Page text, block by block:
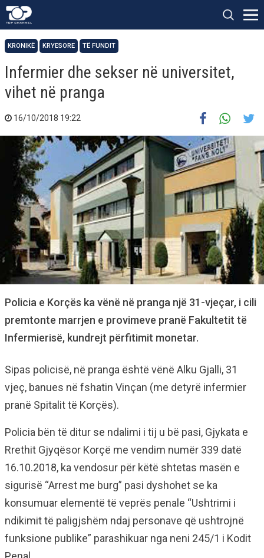
KRONIKË KRYESORE TË FUNDIT
Infermier dhe sekser në universitet,
vihet në pranga
16/10/2018 19:22
Policia e Korçës ka vënë në pranga një 31-vjeçar, i cili
premtonte marrjen e provimeve pranë Fakultetit të
Infermierisë, kundrejt përfitimit monetar.
Sipas policisë, në pranga është vënë Alku Gjalli, 31
vjeç, banues në fshatin Vinçan (me detyrë infermier
pranë Spitalit të Korçës).
Policia bën të ditur se ndalimi i tij u bë pasi, Gjykata e
Rrethit Gjyqësor Korçë me vendim numër 339 datë
16.10.2018, ka vendosur për këtë shtetas masën e
sigurisë “Arrest me burg” pasi dyshohet se ka
konsumuar elementë të veprës penale “Ushtrimi i
ndikimit të paligjshëm ndaj personave që ushtrojnë
funksione publike” parashikuar nga neni 245/1 i Kodit